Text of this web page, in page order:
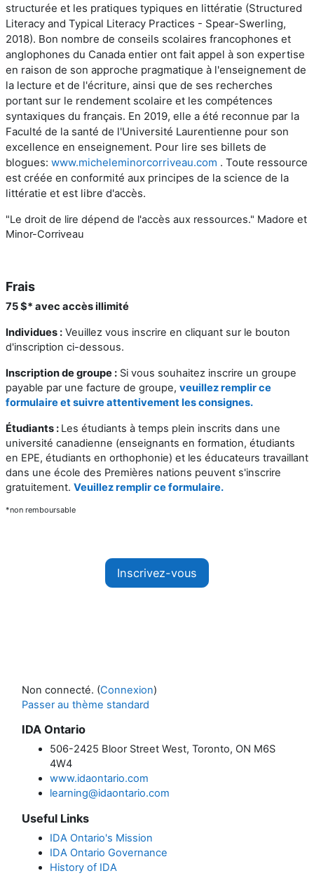
structurée et les pratiques typiques en littératie (Structured
Literacy and Typical Literacy Practices - Spear-Swerling,
2018). Bon nombre de conseils scolaires francophones et
anglophones du Canada entier ont fait appel à son expertise
en raison de son approche pragmatique à l'enseignement de
la lecture et de l'écriture, ainsi que de ses recherches
portant sur le rendement scolaire et les compétences
syntaxiques du français. En 2019, elle a été reconnue par la
Faculté de la santé de l'Université Laurentienne pour son
excellence en enseignement. Pour lire ses billets de
blogues: www.micheleminorcorriveau.com . Toute ressource
est créée en conformité aux principes de la science de la
littératie et est libre d'accès.
"Le droit de lire dépend de l'accès aux ressources." Madore et
Minor-Corriveau
Frais
75 $* avec accès illimité
Individues : Veuillez vous inscrire en cliquant sur le bouton
d'inscription ci-dessous.
Inscription de groupe : Si vous souhaitez inscrire un groupe
payable par une facture de groupe, veuillez remplir ce
formulaire et suivre attentivement les consignes.
Étudiants : Les étudiants à temps plein inscrits dans une
université canadienne (enseignants en formation, étudiants
en EPE, étudiants en orthophonie) et les éducateurs travaillant
dans une école des Premières nations peuvent s'inscrire
gratuitement. Veuillez remplir ce formulaire.
*non remboursable
Inscrivez-vous
Non connecté. (Connexion)
Passer au thème standard
IDA Ontario
506-2425 Bloor Street West, Toronto, ON M6S
4W4
www.idaontario.com
learning@idaontario.com
Useful Links
IDA Ontario's Mission
IDA Ontario Governance
History of IDA